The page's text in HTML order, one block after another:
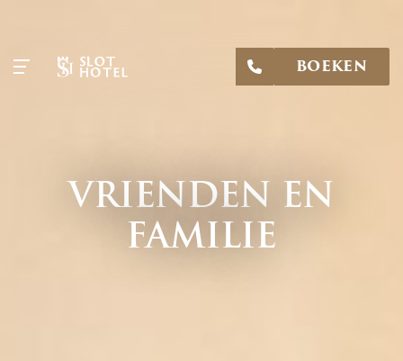
BOEKEN
VRIENDEN EN
FAMILIE